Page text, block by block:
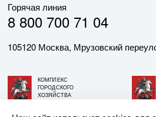
Горячая линия
8 800 700 71 04
105120 Москва, Мрузовский
КОМПЛЕКС
ГОРОДСКОГО
ХОЗЯЙСТВА